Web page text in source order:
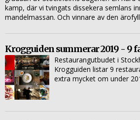
kamp, där vi tvingats dissekera semlans
mandelmassan. Och vinnare av den
Krogguiden summerar 2019 - 9
Restaurangutbudet i
Krogguiden listar 9
extra mycket om under